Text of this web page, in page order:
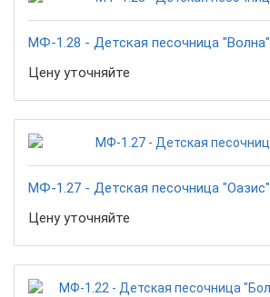
МФ-1.28 - Детская песочница "Волна"
Цену уточняйте
МФ-1.27 - Детская песочница "Оазис"
Цену уточняйте